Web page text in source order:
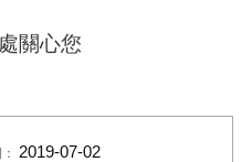
關心您
2019-07-02